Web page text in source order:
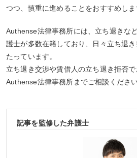
つつ、慎重に進めることをおすすめしま
Authense法律事務所には、立ち退きな
護士が多数在籍しており、日々立ち退
たっています。
立ち退き交渉や賃借人の立ち退き拒否
Authense法律事務所までご相談ください
記事を監修した弁護士